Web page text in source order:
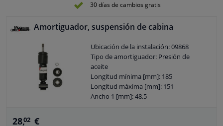
30 días de cambios gratis
Amortiguador, suspensión de cabina
Ubicación de la instalación: 09868
Tipo de amortiguador: Presión de
aceite
Longitud mínima [mm]: 185
Longitud máxima [mm]: 151
Ancho 1 [mm]: 48,5
28,02 €